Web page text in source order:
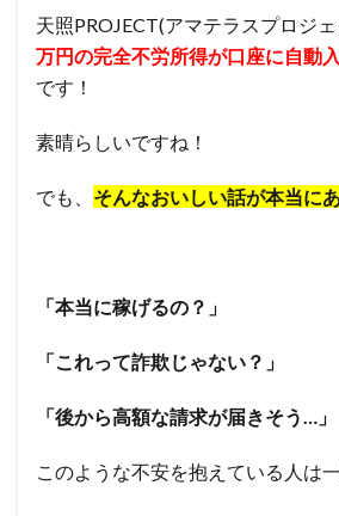
天照PROJECT(アマテラスプロジ
万円の完全不労所得が口座に自動
です！
素晴らしいですね！
でも、 そんなおいしい話が本当に
「本当に稼げるの？」
「これって詐欺じゃない？」
「後から高額な請求が届きそう…」
このような不安を抱えている人は